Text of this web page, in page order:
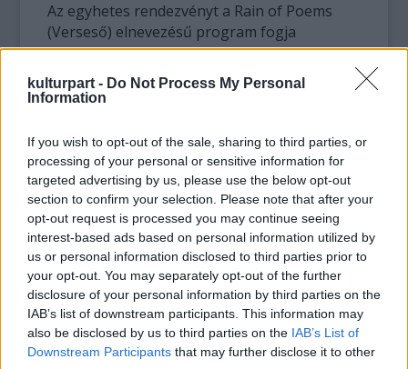
kulturpart - Do Not Process My Personal
Information
If you wish to opt-out of the sale, sharing to third parties, or
processing of your personal or sensitive information for
targeted advertising by us, please use the below opt-out
section to confirm your selection. Please note that after your
opt-out request is processed you may continue seeing
interest-based ads based on personal information utilized by
us or personal information disclosed to third parties prior to
your opt-out. You may separately opt-out of the further
disclosure of your personal information by third parties on the
IAB’s list of downstream participants. This information may
also be disclosed by us to third parties on the IAB’s List of
Downstream Participants that may further disclose it to other
Az egyhetes rendezvényt a Rain of Poems
(Verseső) elnevezésű program fogja
megnyitni, amely során százezer,
könyvjelzőformájú papírra nyomott verset
szórnak ki egy helikopterről. A fél órán át
Gardens területén gyülekező tömeg fogja
begyűjteni.A rendezvény során költők,
felolvasóművészek, rapperek és
mesemondók fogják felolvasni műveiket több
mint ötven különböző, köztük a Gambiában
használt wolof, az Etiópiában beszélt
amhara, valamint kazah és maori nyelven.
A résztvevők között van Kosal Khiev
kambodzsai költő, aki hajdan egy thaiföldi
menekülttáborból szökött a családjával